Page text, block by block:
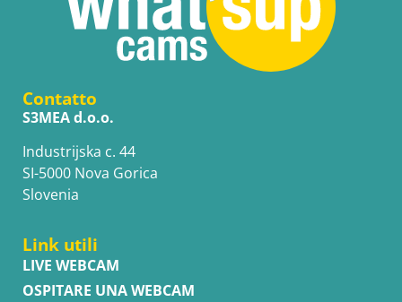
Contatto
S3MEA d.o.o.
Industrijska c. 44
SI-5000 Nova Gorica
Slovenia
Link utili
LIVE WEBCAM
OSPITARE UNA WEBCAM